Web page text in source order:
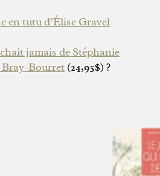
en tutu d’Élise Gravel
jamais de Stéphanie
Bray-Bourret (24,95$) ?